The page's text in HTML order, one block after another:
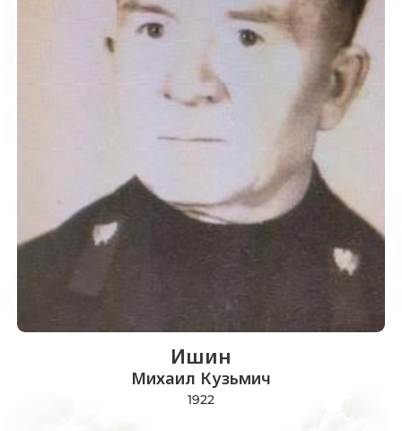
Ишин
Михаил Кузьмич
1922